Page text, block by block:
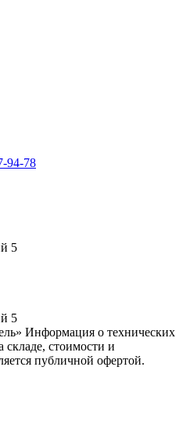
94-78
5
5
Информация о технических
складе, стоимости и
публичной офертой.